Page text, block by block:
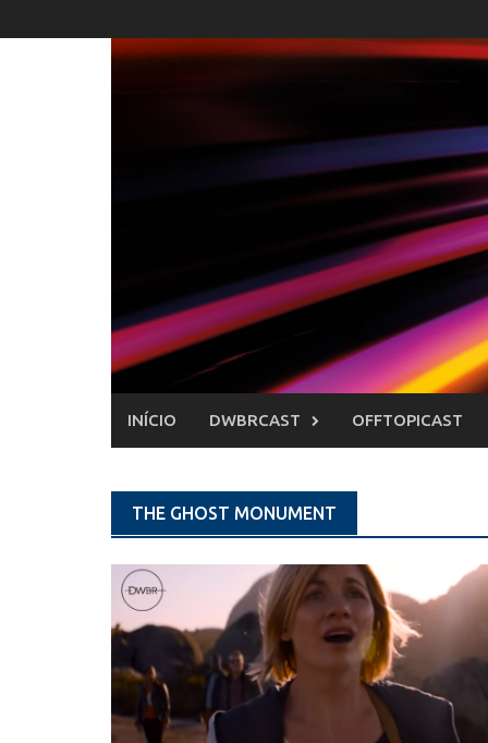
to
INÍCIO DWBRCAST OFFTOPICAST
THE GHOST MONUMENT